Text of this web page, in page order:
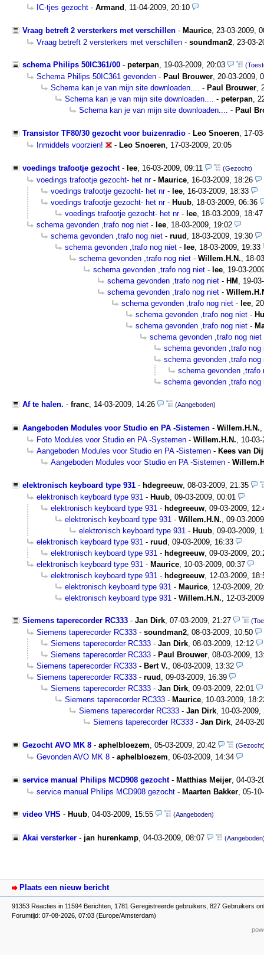
IC-tjes gezocht - Armand 11-04-2009, 20:10
Vraag betreft 2 versterkers met verschillen - Maurice 23-03-2009,
Vraag betreft 2 versterkers met verschillen - soundman2 23-03-
schema Philips 50IC361/00 - peterpan, 19-03-2009, 20:03
Schema Philips 50IC361 gevonden - Paul Brouwer, 20-03-2009,
Schema kan je van mijn site downloaden.... - Paul Brouwer,
Schema kan je van mijn site downloaden.... - peterpan,
Schema kan je van mijn site downloaden.... - Paul
Transistor TF80/30 gezocht voor buizenradio - Leo Snoeren 17-
Inmiddels voorzien!
- Leo Snoeren 17-03-2009, 20:05
voedings trafootje gezocht- lee 16-03-2009, 09:11 (Gezocht)
voedings trafootje gezocht- het nr- Maurice 16-03-2009, 18:26
voedings trafootje gezocht- het nr- lee 16-03-2009, 18:33
voedings trafootje gezocht- het nr- Huub 18-03-2009, 06:36
voedings trafootje gezocht- het nr- lee 18-03-2009, 18:47
schema gevonden ,trafo nog niet - lee 18-03-2009, 19:02
schema gevonden ,trafo nog niet - ruud
18-03-2009, 19:30
schema gevonden ,trafo nog niet - lee 18-03-2009, 19:33
schema gevonden ,trafo nog niet - Willem.H.N.
18-
schema gevonden ,trafo nog niet - lee 19-03-
schema gevonden ,trafo nog niet - HM
19-
schema gevonden ,trafo nog niet -
schema gevonden ,trafo nog niet - lee
schema gevonden ,trafo nog niet -
schema gevonden ,trafo nog niet -
schema gevonden ,trafo nog niet
schema gevonden ,trafo nog
schema gevonden ,trafo nog
schema gevonden ,trafo
schema gevonden ,trafo nog
Af te halen. - franc, 14-03-2009, 14:26 (Aangeboden)
Aangeboden Modules voor Studio en PA -Sistemen - Willem.H.N.
Foto Modules voor Studio en PA -Systemen - Willem.H.N.
10-
Aangeboden Modules voor Studio en PA -Sistemen - Kees van
Aangeboden Modules voor Studio en PA -Sistemen -
elektronisch keyboard type 931 - hdegreeuw 08-03-2009, 21:35
elektronisch keyboard type 931 - Huub 09-03-2009, 00:01
elektronisch keyboard type 931 - hdegreeuw 09-03-2009,
elektronisch keyboard type 931 - Willem.H.N. 09-03-
elektronisch keyboard type 931 - Huub 09-03-2009,
elektronisch keyboard type 931 - ruud 09-03-2009, 16:33
elektronisch keyboard type 931 - hdegreeuw 09-03-2009,
elektronisch keyboard type 931 - Maurice 10-03-2009, 00:37
elektronisch keyboard type 931 - hdegreeuw 12-03-2009,
elektronisch keyboard type 931 - Maurice 12-03-2009,
elektronisch keyboard type 931 - Willem.H.N. 12-03-
Siemens taperecorder RC333 - Jan Dirk, 07-03-2009, 21:27
Siemens taperecorder RC333 - soundman2, 08-03-2009, 10:50
Siemens taperecorder RC333 - Jan Dirk, 08-03-2009, 12:12
Siemens taperecorder RC333 - Paul Brouwer, 08-03-2009,
Siemens taperecorder RC333 - Bert V., 08-03-2009, 13:32
Siemens taperecorder RC333 - ruud , 09-03-2009, 16:39
Siemens taperecorder RC333 - Jan Dirk, 09-03-2009, 22:01
Siemens taperecorder RC333 - Maurice, 10-03-2009,
Siemens taperecorder RC333 - Jan Dirk, 10-03-2009,
Siemens taperecorder RC333 - Jan Dirk, 24-03-
Gezocht AVO MK 8 - aphelbloezem 05-03-2009, 20:42
Gevonden AVO MK 8 - aphelbloezem 06-03-2009, 14:34
service manual Philips MCD908 gezocht- Matthias Meijer 04-03-
service manual Philips MCD908 gezocht - Maarten Bakker 05-
video VHS - Huub, 04-03-2009, 15:55 (Aangeboden)
Akai versterker - jan hurenkamp, 04-03-2009, 08:07
Plaats een nieuw bericht
91353 Reacties in 11594 Berichten, 1781 Geregistreerde gebruikers, 827 Gebruikers
Forumtijd: 07-08-2026, 07:03 (Europe/Amsterdam)